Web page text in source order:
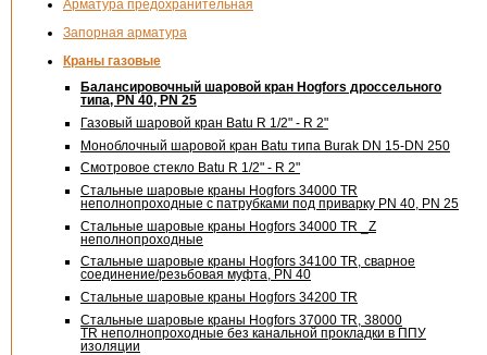
Арматура предохранительная
Запорная арматура
Краны газовые
Балансировочный шаровой кран Hogfors дроссельного
типа, PN 40, PN 25
Газовый шаровой кран Batu R 1/2" - R 2"
Моноблочный шаровой кран Batu типа Burak DN 15-DN 250
Смотровое стекло Batu R 1/2" - R 2"
Стальные шаровые краны Hogfors 34000 TR
неполнопроходные с патрубками под приварку PN 40, PN 25
Стальные шаровые краны Hogfors 34000 TR _Z
неполнопроходные
Стальные шаровые краны Hogfors 34100 TR, сварное
соединение/резьбовая муфта, PN 40
Стальные шаровые краны Hogfors 34200 TR
Стальные шаровые краны Hogfors 37000 TR, 38000
TR неполнопроходные без канальной прокладки в ППУ
изоляции